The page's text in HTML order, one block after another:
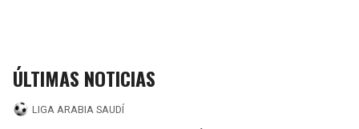
ÚLTIMAS NOTICIAS
LIGA ARABIA SAUDÍ